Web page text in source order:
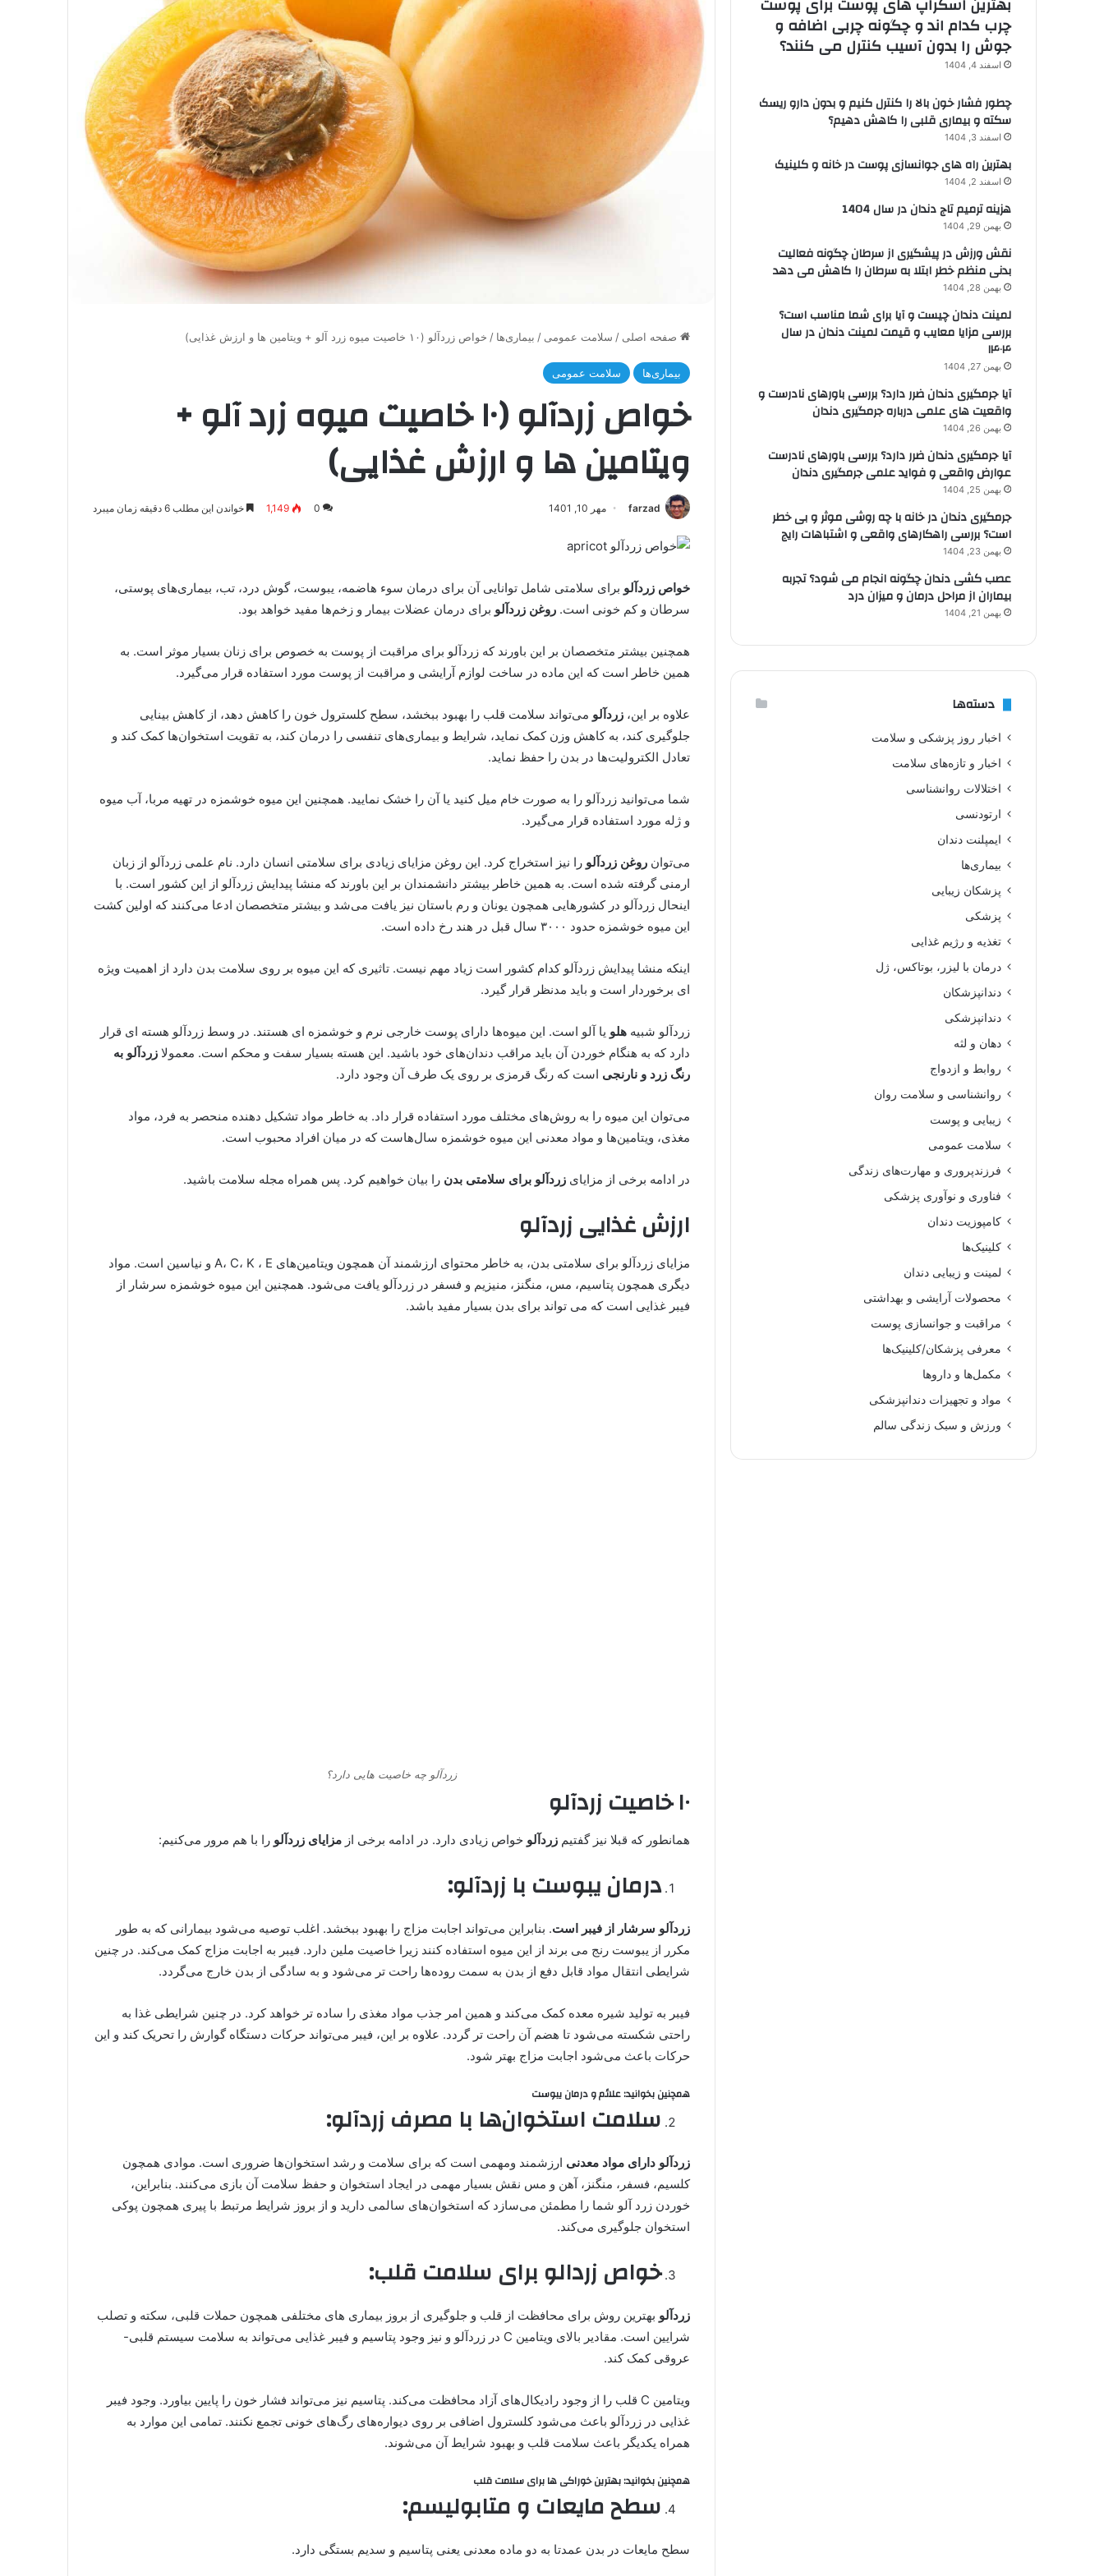
صفحه اصلی / سلامت عمومی / بیماری‌ها / خواص زردآلو (۱۰ خاصیت میوه زرد آلو + ویتامین ها و ارزش غذایی)
بیماری‌ها سلامت عمومی
خواص زردآلو (۱۰ خاصیت میوه زرد آلو +
ویتامین ها و ارزش غذایی)
farzad مهر 10, 1401 0
1,149 خواندن این مطلب 6 دقیقه زمان میبرد
خواص زردآلو برای سلامتی شامل توانایی آن برای درمان سوء هاضمه، یبوست، گوش درد، تب، بیماری‌های پوستی،
سرطان و کم خونی است. روغن زردآلو برای درمان عضلات بیمار و زخم‌ها مفید خواهد بود.
همچنین بیشتر متخصصان بر این باورند که زردآلو برای مراقبت از پوست به خصوص برای زنان بسیار موثر است. به
همین خاطر است که این ماده در ساخت لوازم آرایشی و مراقبت از پوست مورد استفاده قرار می‌گیرد.
علاوه بر این،زردآلو می‌تواند سلامت قلب را بهبود ببخشد، سطح کلسترول خون را کاهش دهد، از کاهش بینایی
جلوگیری کند، به کاهش وزن کمک نماید، شرایط و بیماری‌های تنفسی را درمان کند، به تقویت استخوان‌ها کمک کند و
تعادل الکترولیت‌ها در بدن را حفظ نماید.
شما می‌توانید زردآلو را به صورت خام میل کنید یا آن را خشک نمایید. همچنین این میوه خوشمزه در تهیه مربا، آب میوه
و ژله مورد استفاده قرار می‌گیرد.
می‌توانروغن زردآلو را نیز استخراج کرد. این روغن مزایای زیادی برای سلامتی انسان دارد. نام علمی زردآلو از زبان
ارمنی گرفته شده است. به همین خاطر بیشتر دانشمندان بر این باورند که منشا پیدایش زردآلو از این کشور است. با
اینحال زردآلو در کشورهایی همچون یونان و رم باستان نیز یافت می‌شد و بیشتر متخصصان ادعا می‌کنند که اولین کشت
این میوه خوشمزه حدود ۳۰۰۰ سال قبل در هند رخ داده است.
اینکه منشا پیدایش زردآلو کدام کشور است زیاد مهم نیست. تاثیری که این میوه بر روی سلامت بدن دارد از اهمیت ویژه
ای برخوردار است و باید مدنظر قرار گیرد.
زردآلو شبیههلو یا آلو است. این میوه‌ها دارای پوست خارجی نرم و خوشمزه ای هستند. در وسط زردآلو هسته ای قرار
دارد که به هنگام خوردن آن باید مراقب دندان‌های خود باشید. این هسته بسیار سفت و محکم است. معمولازردآلو به
رنگ زرد و نارنجی است که رنگ قرمزی بر روی یک طرف آن وجود دارد.
می‌توان این میوه را به روش‌های مختلف مورد استفاده قرار داد. به خاطر مواد تشکیل دهنده منحصر به فرد، مواد
مغذی، ویتامین‌ها و مواد معدنی این میوه خوشمزه سال‌هاست که در میان افراد محبوب است.
در ادامه برخی از مزایایزردآلو برای سلامتی بدن را بیان خواهیم کرد. پس همراه مجله سلامت باشید.
ارزش غذایی زردآلو
مزایای زردآلو برای سلامتی بدن، به خاطر محتوای ارزشمند آن همچون ویتامین‌های A، C، K ، E و نیاسین است. مواد
دیگری همچون پتاسیم، مس، منگنز، منیزیم و فسفر در زردآلو یافت می‌شود. همچنین این میوه خوشمزه سرشار از
فیبر غذایی است که می تواند برای بدن بسیار مفید باشد.
زردآلو چه خاصیت هایی دارد؟
۱۰ خاصیت زردآلو
همانطور که قبلا نیز گفتیمزردآلو خواص زیادی دارد. در ادامه برخی از مزایای زردآلو را با هم مرور می‌کنیم:
درمان یبوست با زردآلو:
زردآلو سرشار از فیبر است. بنابراین می‌تواند اجابت مزاج را بهبود ببخشد. اغلب توصیه می‌شود بیمارانی که به طور
مکرر از یبوست رنج می برند از این میوه استفاده کنند زیرا خاصیت ملین دارد. فیبر به اجابت مزاج کمک می‌کند. در چنین
شرایطی انتقال مواد قابل دفع از بدن به سمت روده‌ها راحت تر می‌شود و به سادگی از بدن خارج می‌گردد.
فیبر به تولید شیره معده کمک می‌کند و همین امر جذب مواد مغذی را ساده تر خواهد کرد. در چنین شرایطی غذا به
راحتی شکسته می‌شود تا هضم آن راحت تر گردد. علاوه بر این، فیبر می‌تواند حرکات دستگاه گوارش را تحریک کند و این
حرکات باعث می‌شود اجابت مزاج بهتر شود.
همچنین بخوانید: علائم و درمان یبوست
سلامت استخوان‌ها با مصرف زردآلو:
زردآلو دارای مواد معدنی ارزشمند ومهمی است که برای سلامت و رشد استخوان‌ها ضروری است. موادی همچون
کلسیم، فسفر، منگنز، آهن و مس نقش بسیار مهمی در ایجاد استخوان و حفظ سلامت آن بازی می‌کنند. بنابراین،
خوردن زرد آلو شما را مطمئن می‌سازد که استخوان‌های سالمی دارید و از بروز شرایط مرتبط با پیری همچون پوکی
استخوان جلوگیری می‌کند.
خواص زردالو برای سلامت قلب:
زردآلو بهترین روش برای محافظت از قلب و جلوگیری از بروز بیماری های مختلفی همچون حملات قلبی، سکته و تصلب
شرایین است. مقادیر بالای ویتامین C در زردآلو و نیز وجود پتاسیم و فیبر غذایی می‌تواند به سلامت سیستم قلبی-
عروقی کمک کند.
ویتامین C قلب را از وجود رادیکال‌های آزاد محافظت می‌کند. پتاسیم نیز می‌تواند فشار خون را پایین بیاورد. وجود فیبر
غذایی در زردآلو باعث می‌شود کلسترول اضافی بر روی دیواره‌های رگ‌های خونی تجمع نکنند. تمامی این موارد به
همراه یکدیگر باعث سلامت قلب و بهبود شرایط آن می‌شوند.
همچنین بخوانید: بهترین خوراکی ها برای سلامت قلب
سطح مایعات و متابولیسم:
سطح مایعات در بدن عمدتا به دو ماده معدنی یعنی پتاسیم و سدیم بستگی دارد.
چرب کدام اند و چگونه چربی اضافه و
جوش را بدون آسیب کنترل می کنند؟
اسفند 4, 1404
چطور فشار خون بالا را کنترل کنیم و بدون دارو ریسک
سکته و بیماری قلبی را کاهش دهیم؟
اسفند 3, 1404
بهترین راه های جوانسازی پوست در خانه و کلینیک
اسفند 2, 1404
هزینه ترمیم تاج دندان در سال 1404
بهمن 29, 1404
نقش ورزش در پیشگیری از سرطان چگونه فعالیت
بدنی منظم خطر ابتلا به سرطان را کاهش می دهد
بهمن 28, 1404
لمینت دندان چیست و آیا برای شما مناسب است؟
بررسی مزایا معایب و قیمت لمینت دندان در سال
۱۴۰۴
بهمن 27, 1404
آیا جرمگیری دندان ضرر دارد؟ بررسی باورهای نادرست و
واقعیت های علمی درباره جرمگیری دندان
بهمن 26, 1404
آیا جرمگیری دندان ضرر دارد؟ بررسی باورهای نادرست
عوارض واقعی و فواید علمی جرمگیری دندان
بهمن 25, 1404
جرمگیری دندان در خانه با چه روشی موثر و بی خطر
است؟ بررسی راهکارهای واقعی و اشتباهات رایج
بهمن 23, 1404
عصب کشی دندان چگونه انجام می شود؟ تجربه
بیماران از مراحل درمان و میزان درد
بهمن 21, 1404
دسته‌ها
اخبار روز پزشکی و سلامت
اخبار و تازه‌های سلامت
اختلالات روانشناسی
ارتودنسی
ایمپلنت دندان
بیماری‌ها
پزشکان زیبایی
پزشکی
تغذیه و رژیم غذایی
درمان با لیزر، بوتاکس، ژل
دندانپزشکان
دندانپزشکی
دهان و لثه
روابط و ازدواج
روانشناسی و سلامت روان
زیبایی و پوست
سلامت عمومی
فرزندپروری و مهارت‌های زندگی
فناوری و نوآوری پزشکی
کامپوزیت دندان
کلینیک‌ها
لمینت و زیبایی دندان
محصولات آرایشی و بهداشتی
مراقبت و جوانسازی پوست
معرفی پزشکان/کلینیک‌ها
مکمل‌ها و داروها
مواد و تجهیزات دندانپزشکی
ورزش و سبک زندگی سالم